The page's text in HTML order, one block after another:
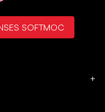
+
SOFTMOC